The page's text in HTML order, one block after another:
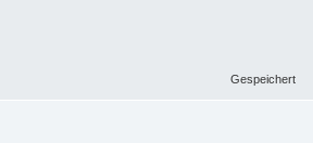
Gespeichert